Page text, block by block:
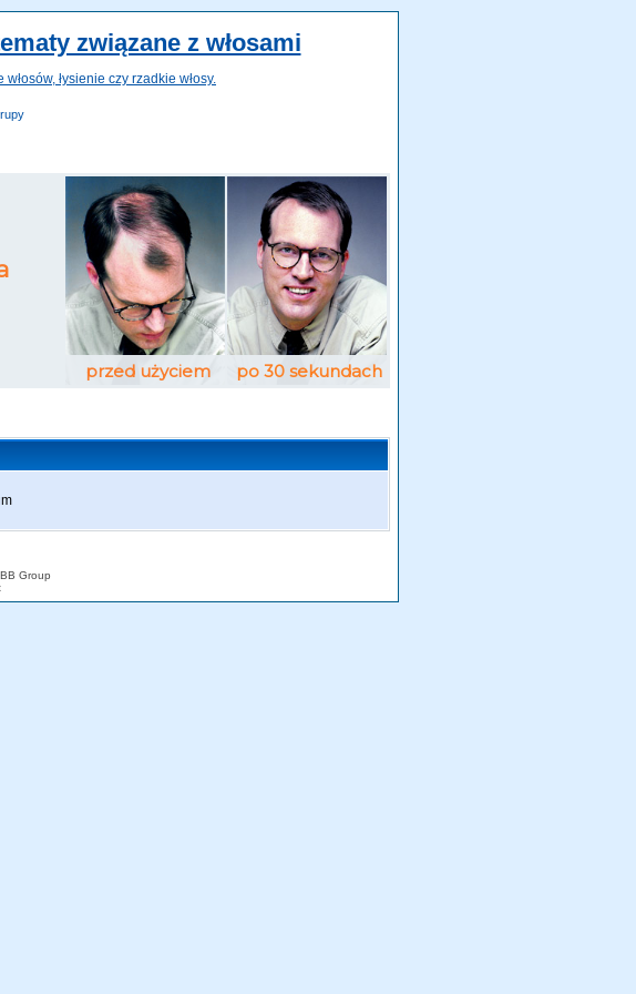
związane z włosami
łysienie czy rzadkie włosy.
Group